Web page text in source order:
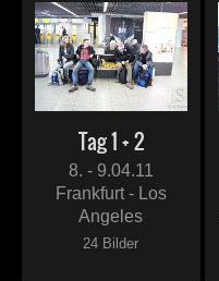
Tag 1 + 2
8. - 9.04.11
Frankfurt - Los
Angeles
24 Bilder